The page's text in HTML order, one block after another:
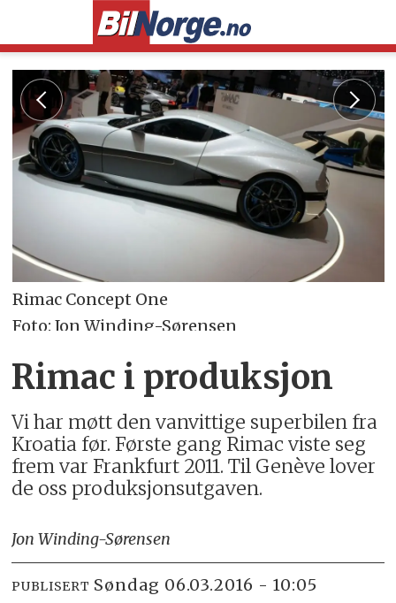
Rimac Concept One
Foto: Jon Winding-Sørensen
Rimac i produksjon
Vi har møtt den vanvittige superbilen fra
Kroatia før. Første gang Rimac viste seg
frem var Frankfurt 2011. Til Genève lover
de oss produksjonsutgaven.
Jon Winding-Sørensen
PUBLISERT søndag 06.03.2016 - 10:05